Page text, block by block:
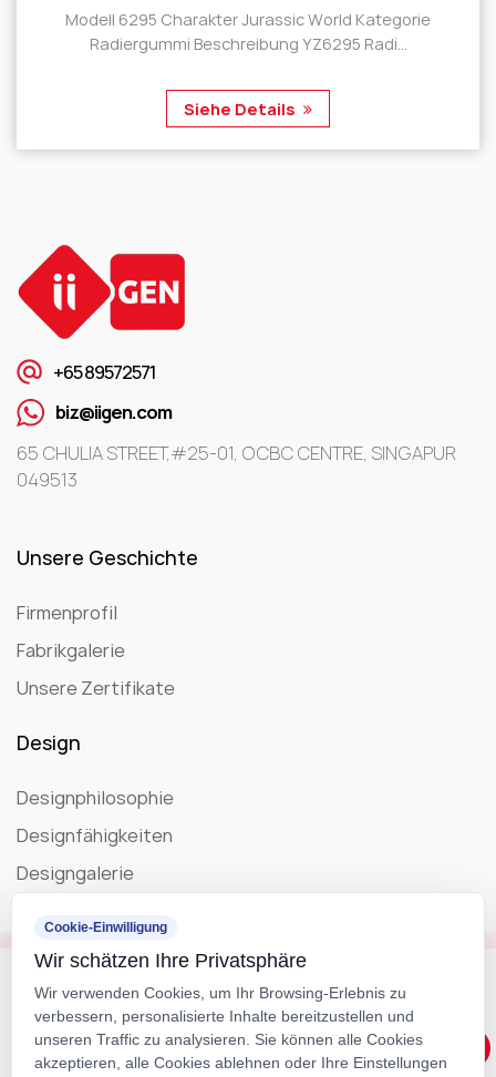
Modell 6295 Charakter Jurassic World Kategorie
Radiergummi Beschreibung YZ6295 Radi...
Siehe Details
+65 89572571
biz@iigen.com
65 CHULIA STREET,#25-01, OCBC CENTRE, SINGAPUR
049513
Unsere Geschichte
Firmenprofil
Fabrikgalerie
Unsere Zertifikate
Design
Designphilosophie
Designfähigkeiten
Designgalerie
Blog
Unternehmensnachrichten
Ausstellung
Cookie-Einwilligung
Wir schätzen Ihre Privatsphäre
Wir verwenden Cookies, um Ihr Browsing-Erlebnis zu
verbessern, personalisierte Inhalte bereitzustellen und
unseren Traffic zu analysieren. Sie können alle Cookies
akzeptieren, alle Cookies ablehnen oder Ihre Einstellungen